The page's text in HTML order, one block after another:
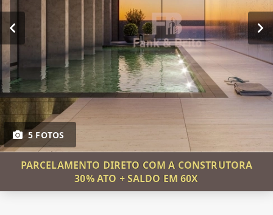
5 FOTOS
PARCELAMENTO DIRETO COM A CONSTRUTORA
30% ATO + SALDO EM 60X